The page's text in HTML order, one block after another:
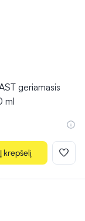
geriamasis
ml
Į krepšelį